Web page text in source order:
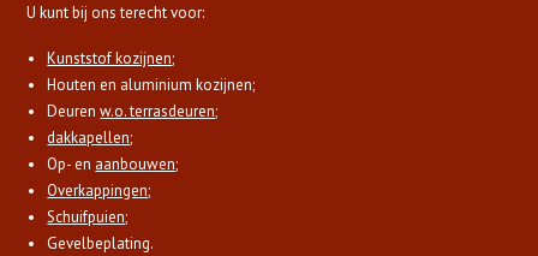
U kunt bij ons terecht voor:
Kunststof kozijnen;
Houten en aluminium kozijnen;
Deurenw.o. terrasdeuren;
dakkapellen;
Op- en aanbouwen;
Overkappingen;
Schuifpuien;
Gevelbeplating.